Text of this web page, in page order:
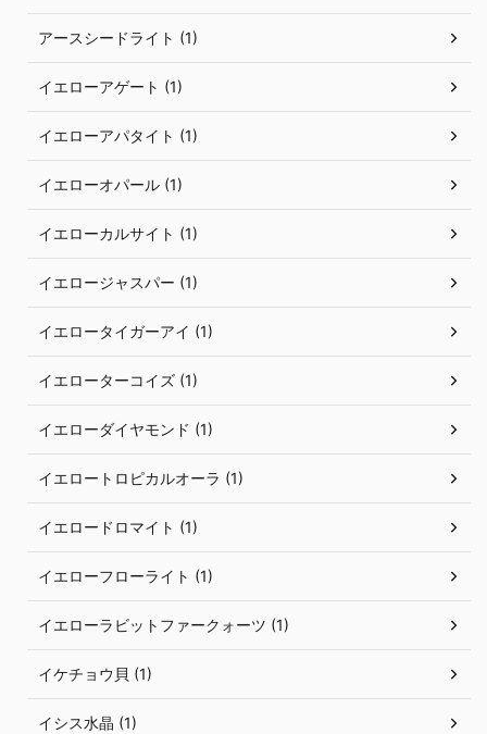
アースシードライト (1)
イエローアゲート (1)
イエローアパタイト (1)
イエローオパール (1)
イエローカルサイト (1)
イエロージャスパー (1)
イエロータイガーアイ (1)
イエローターコイズ (1)
イエローダイヤモンド (1)
イエロートロピカルオーラ (1)
イエロードロマイト (1)
イエローフローライト (1)
イエローラビットファークォーツ (1)
イケチョウ貝 (1)
イシス水晶 (1)